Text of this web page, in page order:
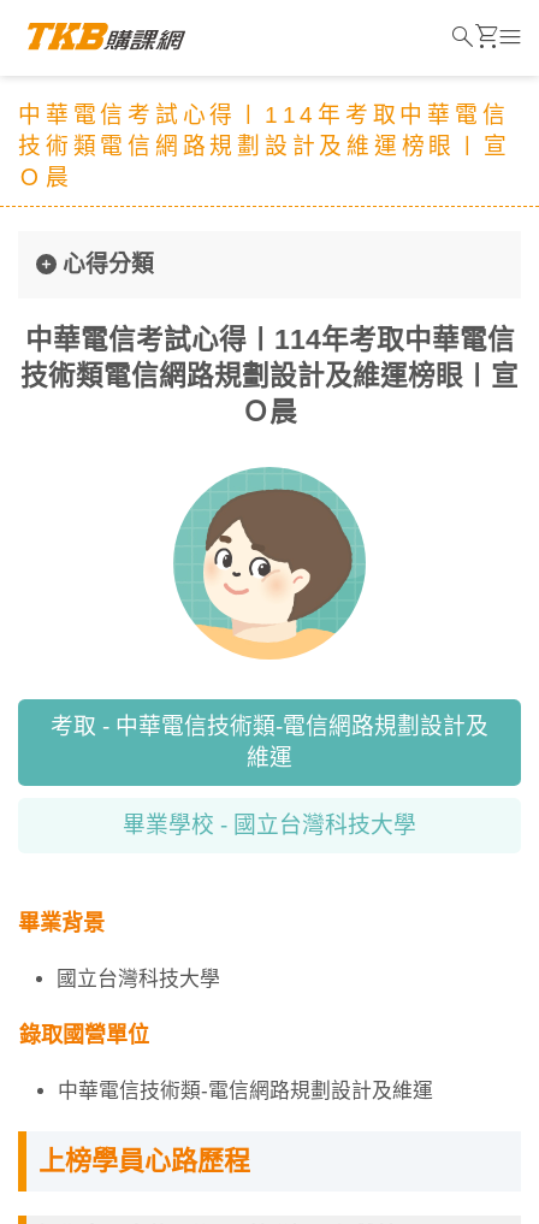
中華電信考試心得〡114年考取中華電信
技術類電信網路規劃設計及維運榜眼〡宣
Ｏ晨
心得分類
中華電信考試心得〡114年考取中華電信
技術類電信網路規劃設計及維運榜眼〡宣
Ｏ晨
考取 - 中華電信技術類-電信網路規劃設計及
維運
畢業學校 - 國立台灣科技大學
畢業背景
國立台灣科技大學
錄取國營單位
中華電信技術類-電信網路規劃設計及維運
上榜學員心路歷程
searchshopping_cartmenu